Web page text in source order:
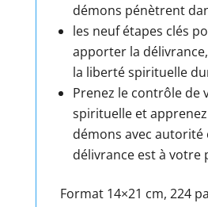
démons pénètrent
les neuf étapes clés
apporter la
la liberté spirituelle
Prenez le contrôle de
spirituelle et
démons avec autorité
délivrance est à votre
Format 14×21 cm, 224